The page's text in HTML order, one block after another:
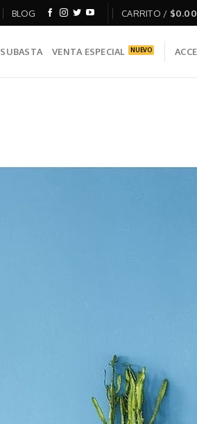
BLOG CARRITO / $0.00
SUBASTA VENTA ESPECIAL